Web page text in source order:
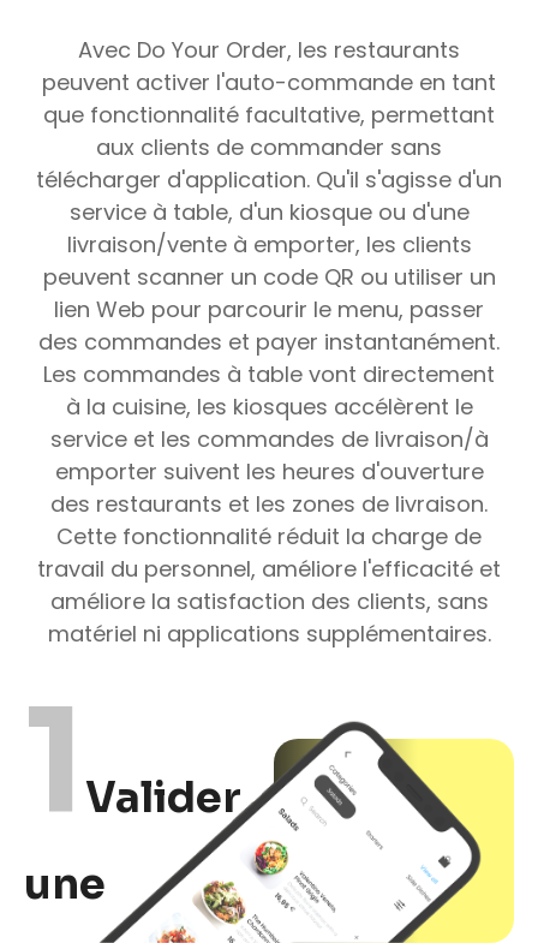
Avec Do Your Order, les restaurants
peuvent activer l'auto-commande en tant
que fonctionnalité facultative, permettant
aux clients de commander sans
télécharger d'application. Qu'il s'agisse d'un
service à table, d'un kiosque ou d'une
livraison/vente à emporter, les clients
peuvent scanner un code QR ou utiliser un
lien Web pour parcourir le menu, passer
des commandes et payer instantanément.
Les commandes à table vont directement
à la cuisine, les kiosques accélèrent le
service et les commandes de livraison/à
emporter suivent les heures d'ouverture
des restaurants et les zones de livraison.
Cette fonctionnalité réduit la charge de
travail du personnel, améliore l'efficacité et
améliore la satisfaction des clients, sans
matériel ni applications supplémentaires.
1 Valider
une